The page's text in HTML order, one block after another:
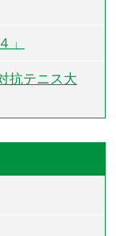
」
抗テニス大